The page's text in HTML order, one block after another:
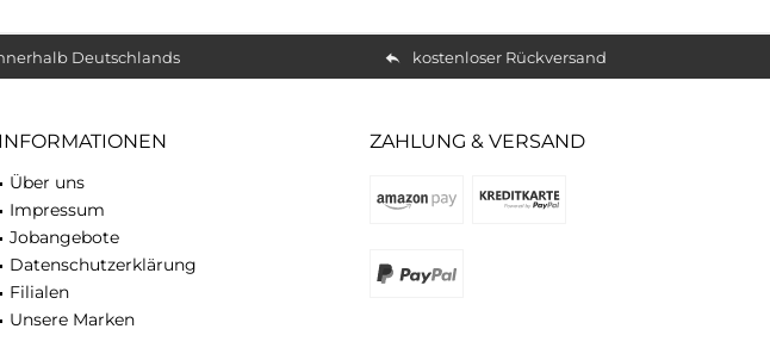
Deutschlands kostenloser Rückversand
INFORMATIONEN
Über uns
Impressum
Jobangebote
Datenschutzerklärung
Filialen
Unsere Marken
ZAHLUNG & VERSAND